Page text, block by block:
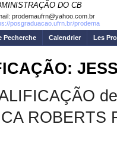
DO CB
prodemaufrn@yahoo.com.br
posgraduacao.ufrn.br/prodema
Pecherche Calendrier Les
ROBERTS